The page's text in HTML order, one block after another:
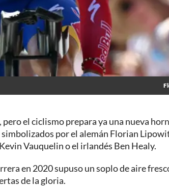
el ciclismo prepara ya una nueva
simbolizados por el alemán Florian
Vauquelin o el irlandés Ben Healy.
en 2020 supuso un soplo de aire
de la gloria.